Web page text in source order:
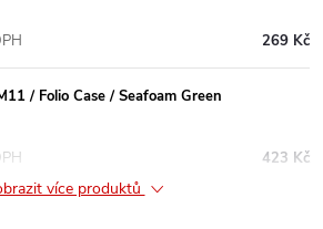
269 Kč
/ Folio Case / Seafoam Green
423 Kč
více produktů